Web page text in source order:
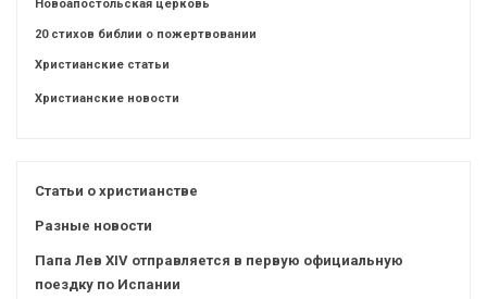
Новоапостольская церковь
20 стихов библии о пожертвовании
Христианские статьи
Христианские новости
Статьи о христианстве
Разные новости
Папа Лев XIV отправляется в первую официальную
поездку по Испании